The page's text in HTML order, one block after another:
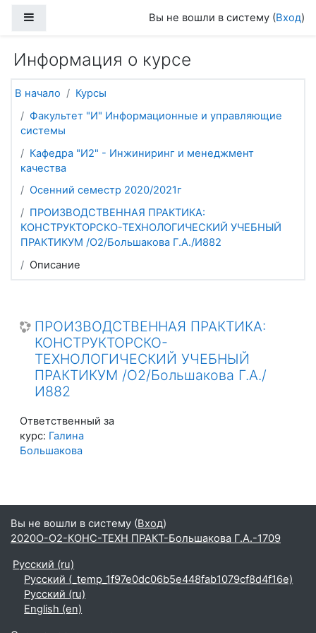
Вы не вошли в систему (Вход)
Информация о курсе
В начало
Курсы
Факультет "И" Информационные и управляющие
системы
Кафедра "И2" - Инжиниринг и менеджмент
качества
Осенний семестр 2020/2021г
ПРОИЗВОДСТВЕННАЯ ПРАКТИКА:
КОНСТРУКТОРСКО-ТЕХНОЛОГИЧЕСКИЙ УЧЕБНЫЙ
ПРАКТИКУМ /О2/Большакова Г.А./И882
Описание
ПРОИЗВОДСТВЕННАЯ ПРАКТИКА:
КОНСТРУКТОРСКО-
ТЕХНОЛОГИЧЕСКИЙ УЧЕБНЫЙ
ПРАКТИКУМ /О2/Большакова Г.А./
И882
Ответственный за
курс: Галина
Большакова
Вы не вошли в систему (Вход)
2020О-О2-КОНС-ТЕХН ПРАКТ-Большакова Г.А.-1709
Русский ‎(ru)‎
Русский ‎(_temp_1f97e0dc06b5e448fab1079cf8d4f16e)‎
Русский ‎(ru)‎
English ‎(en)‎